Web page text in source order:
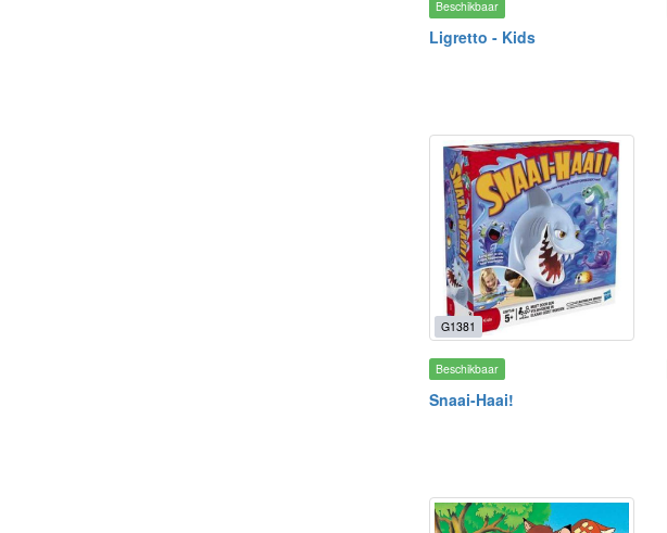
Beschikbaar
Ligretto - Kids
G1381
Beschikbaar
Snaai-Haai!